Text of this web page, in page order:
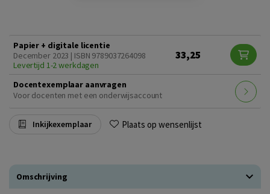
Papier + digitale licentie
December 2023 | ISBN 9789037264098
Levertijd 1-2 werkdagen
33,25
Docentexemplaar aanvragen
Voor docenten met een onderwijsaccount
Inkijkexemplaar Plaats op wensenlijst
Omschrijving